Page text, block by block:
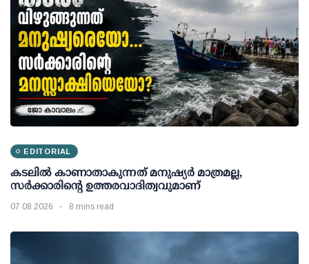
EDITORIAL
കടലിൽ കാണാതാകുന്നത് മനുഷ്യർ മാത്രമല്ല,
സർക്കാരിന്റെ ഉത്തരവാദിത്വവുമാണ്
07 08 2026 8 mins read